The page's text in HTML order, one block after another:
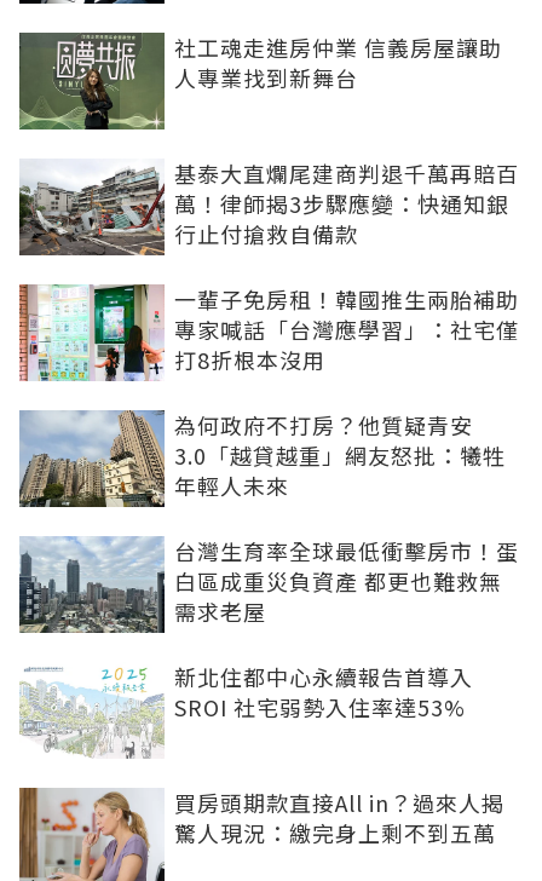
社工魂走進房仲業 信義房屋讓助
人專業找到新舞台
基泰大直爛尾建商判退千萬再賠百
萬！律師揭3步驟應變：快通知銀
行止付搶救自備款
一輩子免房租！韓國推生兩胎補助
專家喊話「台灣應學習」：社宅僅
打8折根本沒用
為何政府不打房？他質疑青安
3.0「越貸越重」網友怒批：犧牲
年輕人未來
台灣生育率全球最低衝擊房市！蛋
白區成重災負資產 都更也難救無
需求老屋
新北住都中心永續報告首導入
SROI 社宅弱勢入住率達53%
買房頭期款直接All in？過來人揭
驚人現況：繳完身上剩不到五萬